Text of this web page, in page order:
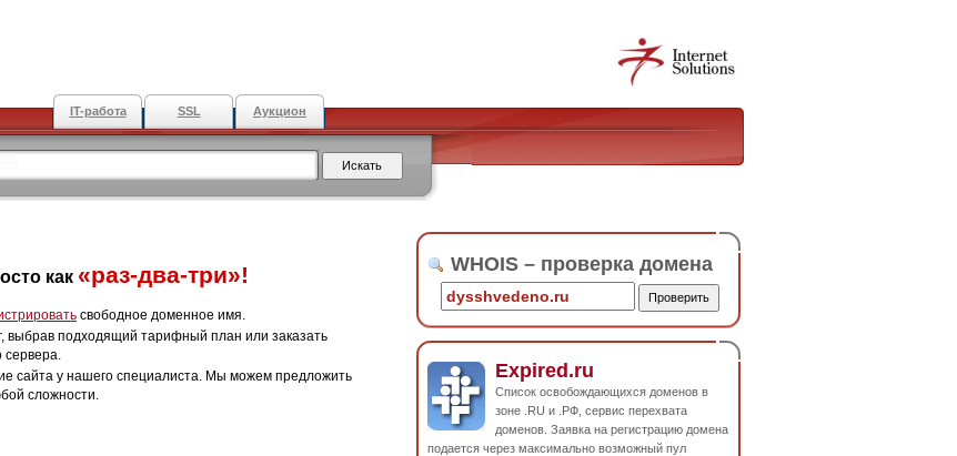
IT-работа SSL Аукцион
как «раз-два-три»!
свободное доменное имя.
выбрав подходящий тарифный план или заказать
сервера.
сайта у нашего специалиста. Мы можем предложить
сложности.
WHOIS – проверка домена
Expired.ru
Список освобождающихся доменов в
зоне .RU и .РФ, сервис перехвата
доменов. Заявка на регистрацию домена
подается через максимально возможный пул